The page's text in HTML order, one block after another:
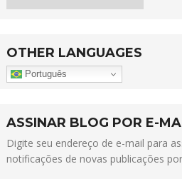
OTHER LANGUAGES
Português
ASSINAR BLOG POR E-
Digite seu endereço de e-mail para
notificações de novas publicações